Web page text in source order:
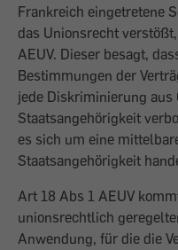
Frankreich eingetretene
das Unionsrecht
AEUV. Dieser besagt,
Bestimmungen der
jede Diskriminierung aus
Staatsangehörigkeit
es sich um eine
Staatsangehörigkeit
Art 18 Abs 1 AEUV
unionsrechtlich
Anwendung, für die die